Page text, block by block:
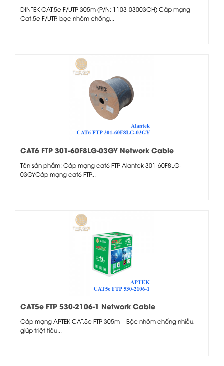
DINTEK CAT.5e F/UTP 305m (P/N: 1103-03003CH) Cáp mạng
Cat.5e F/UTP, bọc nhôm chống...
CAT6 FTP 301-60F8LG-03GY Network Cable
Tên sản phẩm: Cáp mạng cat6 FTP Alantek 301-60F8LG-
03GYCáp mạng cat6 FTP...
CAT5e FTP 530-2106-1 Network Cable
Cáp mạng APTEK CAT.5e FTP 305m – Bộc nhôm chống nhiễu,
giúp triệt tiêu...